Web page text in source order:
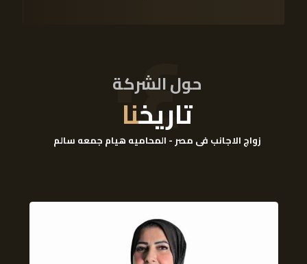
٠٤
حول الشركة
تاريخنا
زواج الاجانب فى مصر - المحاميه هيام جمعه سالم